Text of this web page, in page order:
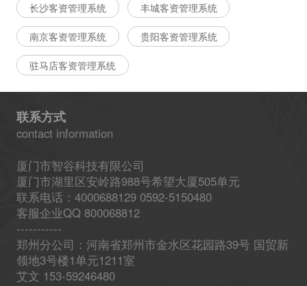
长沙客资管理系统 丰城客资管理系统
南京客资管理系统 贵阳客资管理系统
驻马店客资管理系统
联系方式
contact information
厦门市智谷科技有限公司
厦门市湖里区安岭路988号希望大厦505单元
联系电话：4000688129 0592-5150480
客服企业QQ 800068812
-----------
郑州分公司：河南省郑州市金水区花园路39号 国贸新
领地3号楼1单元1211室
艾文 153-59246480